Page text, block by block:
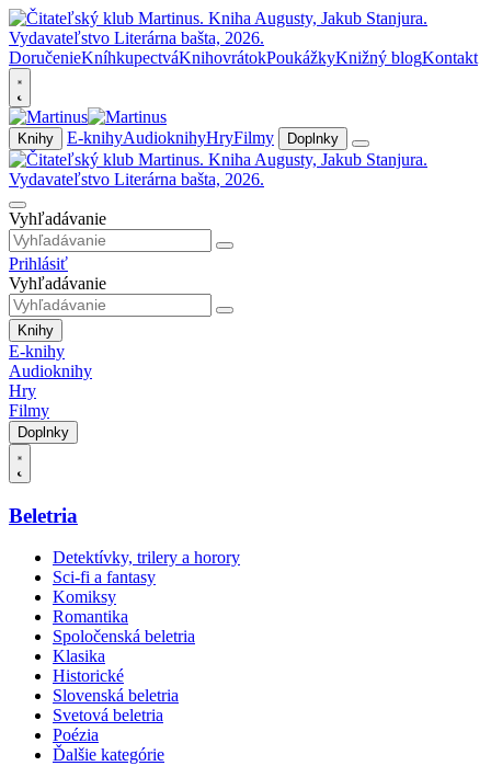
DoručenieKníhkupectváKnihovrátokPoukážkyKnižný blogKontakt
Knihy E-knihyAudioknihyHryFilmy Doplnky
Vyhľadávanie
Prihlásiť
Vyhľadávanie
Knihy
E-knihy
Audioknihy
Hry
Filmy
Doplnky
Beletria
Detektívky, trilery a horory
Sci-fi a fantasy
Komiksy
Romantika
Spoločenská beletria
Klasika
Historické
Slovenská beletria
Svetová beletria
Poézia
Ďalšie kategórie